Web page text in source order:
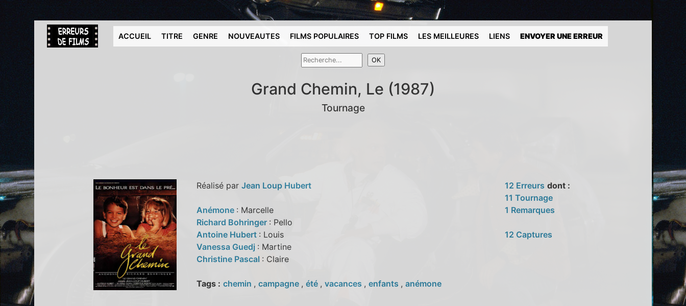
ACCUEIL TITRE GENRE NOUVEAUTES FILMS POPULAIRES TOP FILMS LES MEILLEURES LIENS ENVOYER UNE ERREUR
Grand Chemin, Le (1987)
Tournage
Réalisé par Jean Loup Hubert
Anémone : Marcelle
Richard Bohringer : Pello
Antoine Hubert : Louis
Vanessa Guedj : Martine
Christine Pascal : Claire
Tags : chemin , campagne , été , vacances , enfants , anémone
12 Erreurs dont :
11 Tournage
1 Remarques
12 Captures